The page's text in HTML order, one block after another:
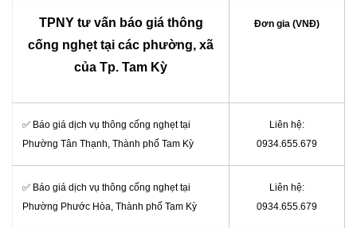
TPNY tư vấn báo giáthông
cống nghẹt tại các phường, xã
của Tp. Tam Kỳ
Đơn gia (VNĐ)
✅ Báo giá dịch vụ thông cống nghẹt tại
Phường Tân Thạnh, Thành phố Tam Kỳ
Liên hệ:
0934.655.679
✅ Báo giá dịch vụ thông cống nghẹt tại
Phường Phước Hòa, Thành phố Tam Kỳ
Liên hệ:
0934.655.679